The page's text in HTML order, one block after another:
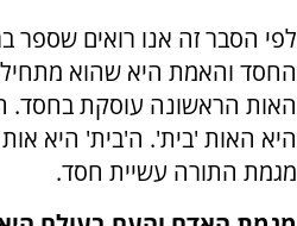
לפי הסבר זה אנו רואים שספר
החסד והאמת היא שהוא מתחיל
האות הראשונה עוסקת בחסד.
היא האות 'בית'. ה'בית' היא
מגמת התורה עשיית חסד.